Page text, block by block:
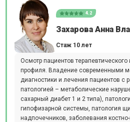
4.2
Захарова Анна
Стаж 10 лет
Осмотр пациентов
профиля. Владение современными
диагностики и лечения пациентов с
патологией – метаболические
сахарный диабет 1 и 2 типа),
гипофизарной системы, патология
надпочечников, заболевания